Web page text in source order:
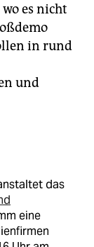
es nicht
in rund
und
das
eine